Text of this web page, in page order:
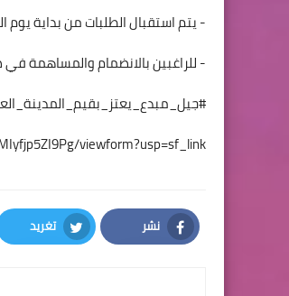
- يتم استقبال الطلبات من بداية يوم الخميس 01/08/2024م وحتى نهاية
- للراغبين بالانضمام والمساهمة
viewform?usp=sf_link
نشر
Facebook
تغريد
Twitter